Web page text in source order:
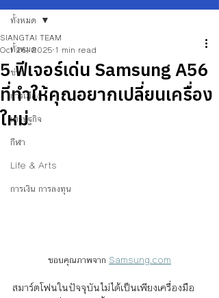
ทั้งหมด
ข่าว
การเมือง
เศรษฐกิจ
กีฬา
Life & Arts
การเงิน การลงทุน
ทั้งหมด
5 ฟีเจอร์เด่น Samsung A56
ที่ทำให้คุณอยากเปลี่ยนเครื่อง
ใหม่
SIANGTAI TEAM
Oct 26, 2025 1 min read
ขอบคุณภาพจาก Samsung.com
สมาร์ตโฟนในปัจจุบันไม่ได้เป็นเพียงเครื่องมือ